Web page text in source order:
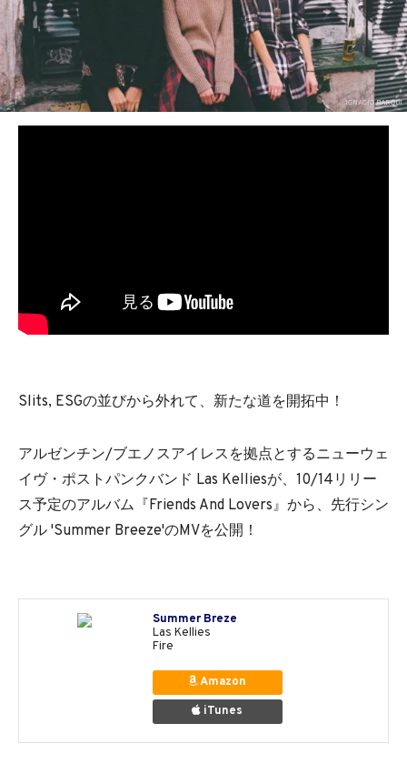
IGNACIO PARODI
Slits, ESGの並びから外れて、新たな道を開拓中！
アルゼンチン/ブエノスアイレスを拠点とするニューウェ
イヴ・ポストパンクバンド Las Kelliesが、10/14リリー
ス予定のアルバム『Friends And Lovers』から、先行シン
グル 'Summer Breeze'のMVを公開！
Summer Breze
Las Kellies
Fire
Amazon
iTunes